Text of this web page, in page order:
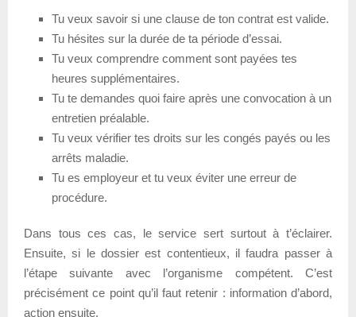
Tu veux savoir si une clause de ton contrat est valide.
Tu hésites sur la durée de ta période d’essai.
Tu veux comprendre comment sont payées tes
heures supplémentaires.
Tu te demandes quoi faire après une convocation à un
entretien préalable.
Tu veux vérifier tes droits sur les congés payés ou les
arrêts maladie.
Tu es employeur et tu veux éviter une erreur de
procédure.
Dans tous ces cas, le service sert surtout à t’éclairer.
Ensuite, si le dossier est contentieux, il faudra passer à
l’étape suivante avec l’organisme compétent. C’est
précisément ce point qu’il faut retenir : information d’abord,
action ensuite.